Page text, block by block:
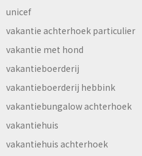
unicef
vakantie achterhoek particulier
vakantie met hond
vakantieboerderij
vakantieboerderij hebbink
vakantiebungalow achterhoek
vakantiehuis
vakantiehuis achterhoek